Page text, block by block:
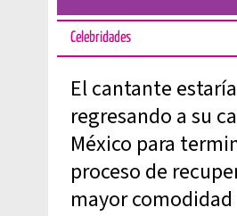
Celebridades
El cantante estaría
regresando a su
México para
proceso de
mayor comodidad